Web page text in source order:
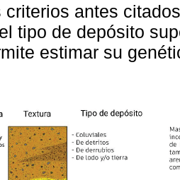
criterios antes
tipo de depósito
estimar su